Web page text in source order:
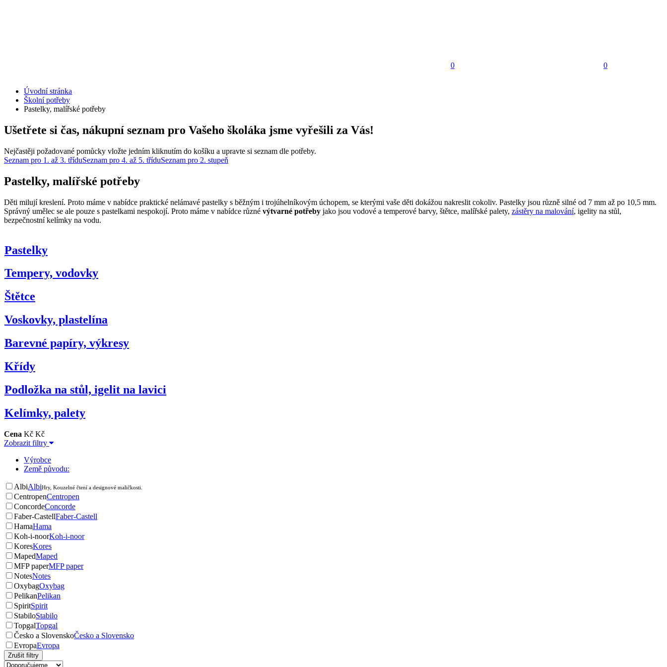
0 0
Úvodní stránka
Školní potřeby
Pastelky, malířské potřeby
Ušetřete si čas, nákupní seznam pro Vašeho školáka jsme vyřešili za Vás!
Nejčastěji požadované pomůcky vložte jedním kliknutím do košíku a upravte si seznam dle potřeby.
Seznam pro 1. až 3. tříduSeznam pro 4. až 5. tříduSeznam pro 2. stupeň
Pastelky, malířské potřeby
Děti milují kreslení. Proto máme v nabídce praktické nelámavé pastelky s běžným i trojúhelníkovým úchopem, se kterými vaše děti dokážou nakreslit cokoliv. Pastelky jsou různě silné od 7 mm až po 10,5 mm.
Správný umělec se ale pouze s pastelkami nespokojí. Proto máme v nabídce různé výtvarné potřeby jako jsou vodové a temperové barvy, štětce, malířské palety, zástěry na malování, igelity na stůl,
bezpečnostní kelímky na vodu.
Pastelky
Tempery, vodovky
Štětce
Voskovky, plastelína
Barevné papíry, výkresy
Křídy
Podložka na stůl, igelit na lavici
Kelímky, palety
Cena Kč Kč
Zobrazit filtry
Výrobce
Země původu:
AlbiAlbiHry, Kouzelné čtení a designové maličkosti.
CentropenCentropen
ConcordeConcorde
Faber-CastellFaber-Castell
HamaHama
Koh-i-noorKoh-i-noor
KoresKores
MapedMaped
MFP paperMFP paper
NotesNotes
OxybagOxybag
PelikanPelikan
SpiritSpirit
StabiloStabilo
TopgalTopgal
Česko a SlovenskoČesko a Slovensko
EvropaEvropa
Zrušit filtry